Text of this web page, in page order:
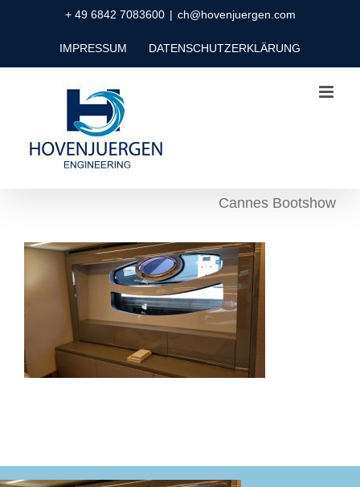
+ 49 6842 7083600 | ch@hovenjuergen.com
IMPRESSUM DATENSCHUTZERKLÄRUNG
Cannes Bootshow